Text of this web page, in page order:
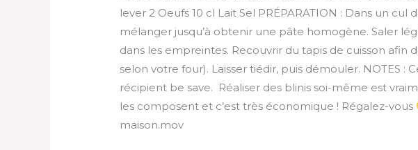
lever 2 Oeufs 10 cl Lait Sel PRÉPARATION : Dans un
mélanger jusqu’à obtenir une pâte homogène. Saler
dans les empreintes. Recouvrir du tapis de cuisson afin
selon votre four). Laisser tiédir, puis démouler. NOTES
récipient be save. Réaliser des blinis soi-même est
les composent et c’est très économique ! Régalez-vous
maison.mov